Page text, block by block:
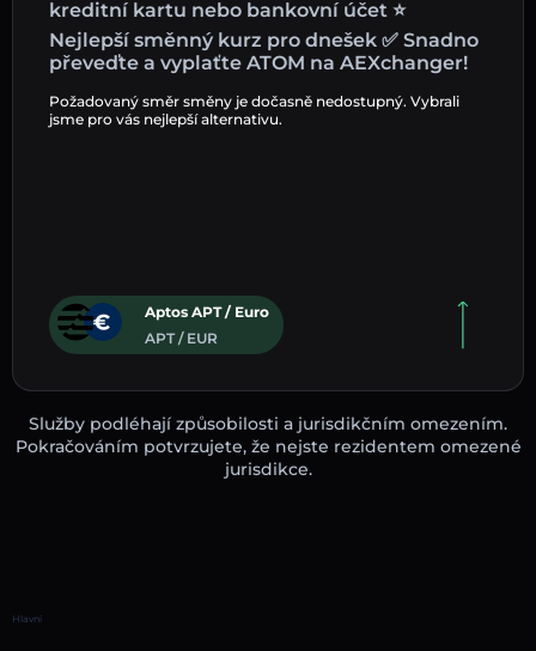
kreditní kartu nebo bankovní účet ⭐
Nejlepší směnný kurz pro dnešek ✅ Snadno
převeďte a vyplaťte ATOM na AEXchanger!
Požadovaný směr směny je dočasně nedostupný. Vybrali
jsme pro vás nejlepší alternativu.
Aptos APT / Euro
APT / EUR
Služby podléhají způsobilosti a jurisdikčním omezením.
Pokračováním potvrzujete, že nejste rezidentem omezené
jurisdikce.
Hlavní